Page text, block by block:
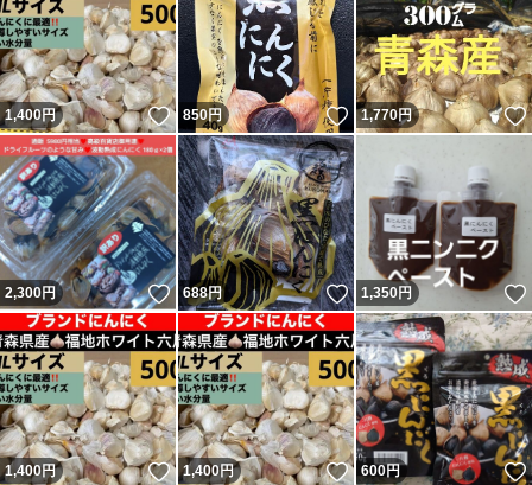
1,400円 いいね！
850円 いいね！
1,770円
2,300円 いいね！
688円 いいね！
1,350円
1,400円 いいね！
1,400円 いいね！
600円